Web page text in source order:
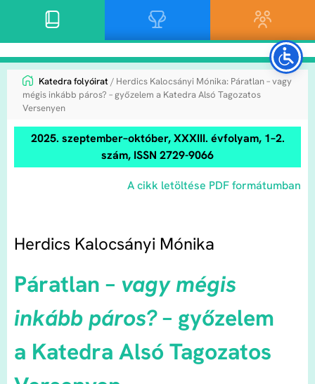
Katedra folyóirat/ Herdics Kalocsányi Mónika: Páratlan – vagy
mégis inkább páros? – győzelem a Katedra Alsó Tagozatos
Versenyen
2025. szeptember–október, XXXIII. évfolyam, 1–2.
szám, ISSN 2729-9066
A cikk letöltése PDF formátumban
Herdics Kalocsányi Mónika
Páratlan – vagy mégis
inkább páros?– győzelem
a Katedra Alsó Tagozatos